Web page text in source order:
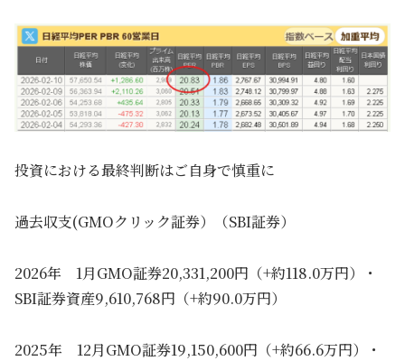
投資における最終判断はご自身で慎重に
過去収支(GMOクリック証券）（SBI証券）
2026年 1月GMO証券20,331,200円（+約118.0万円）・
SBI証券資産9,610,768円（+約90.0万円）
2025年 12月GMO証券19,150,600円（+約66.6万円）・